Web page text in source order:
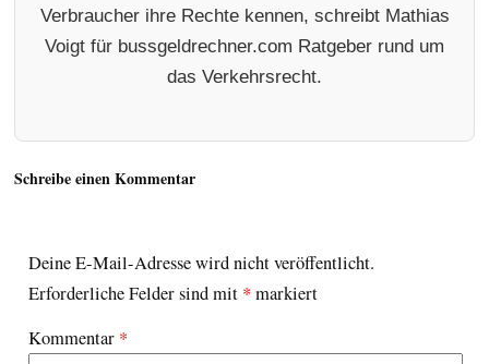
Verbraucher ihre Rechte kennen, schreibt Mathias
Voigt für bussgeldrechner.com Ratgeber rund um
das Verkehrsrecht.
Schreibe einen Kommentar
Deine E-Mail-Adresse wird nicht veröffentlicht.
Erforderliche Felder sind mit * markiert
Kommentar *